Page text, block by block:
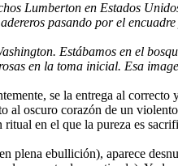
Lumberton en Estados
pasando por el
Estábamos en el
en la toma inicial. Esa
se la entrega al
al oscuro corazón de un
en el que la pureza es
ebullición), aparece